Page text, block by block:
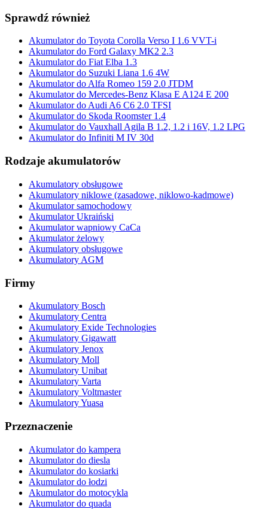
Sprawdź również
Akumulator do Toyota Corolla Verso I 1.6 VVT-i
Akumulator do Ford Galaxy MK2 2.3
Akumulator do Fiat Elba 1.3
Akumulator do Suzuki Liana 1.6 4W
Akumulator do Alfa Romeo 159 2.0 JTDM
Akumulator do Mercedes-Benz Klasa E A124 E 200
Akumulator do Audi A6 C6 2.0 TFSI
Akumulator do Skoda Roomster 1.4
Akumulator do Vauxhall Agila B 1.2, 1.2 i 16V, 1.2 LPG
Akumulator do Infiniti M IV 30d
Rodzaje akumulatorów
Akumulatory obsługowe
Akumulatory niklowe (zasadowe, niklowo-kadmowe)
Akumulator samochodowy
Akumulator Ukraiński
Akumulator wapniowy CaCa
Akumulator żelowy
Akumulatory obsługowe
Akumulatory AGM
Firmy
Akumulatory Bosch
Akumulatory Centra
Akumulatory Exide Technologies
Akumulatory Gigawatt
Akumulatory Jenox
Akumulatory Moll
Akumulatory Unibat
Akumulatory Varta
Akumulatory Voltmaster
Akumulatory Yuasa
Przeznaczenie
Akumulator do kampera
Akumulator do diesla
Akumulator do kosiarki
Akumulator do łodzi
Akumulator do motocykla
Akumulator do quada